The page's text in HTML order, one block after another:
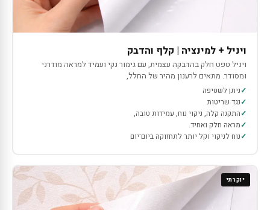
ויניל + למינציה | קלף והדבק
ויניל טפט חלק בהדבקה עצמית, עם גימור נקי ועמיד למראה מודרני
ומסודר. מתאים לרענון מהיר של החלל,
ניתן לשטיפה
נגד שריטות
התקנה קלה, ניקוי נוח, עמידות טובה,
מראה חלק ואחיד.
נוח לניקוי וקל יותר לתחזוקה ביום־יום
יוקרתי